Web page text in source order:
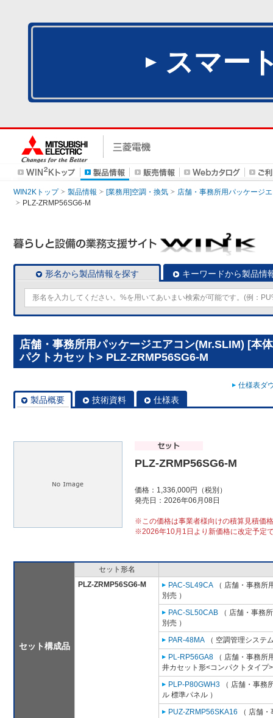
スマー
WIN2Kトップ 製品情報 [業務用]空調・換気
店舗・事務所用パッケージ
PLZ-ZRMP56SG6-M
形名から製品情報を探す キーワードから製品情
店舗・事務所用パッケージエアコン(Mr.SLIM) [本
パクトカセット> PLZ-ZRMP56SG6-M
仕様表ダ
製品概要 技術資料 仕様表
PLZ-ZRMP56SG6-M
価格：1,336,000円（税別）
発売日：2026年06月08日
※この価格は事業者様向けの積算見積価
※2026年10月1日より新価格に改定予定
セット構成品
セット形名
PLZ-ZRMP56SG6-M
PAC-SL49CA （ 店舗・事務所
別売 ）
PAC-SL50CAB （ 店舗・事務
別売 ）
PAR-48MA （ 空調管理システ
PL-RP56GA8 （ 店舗・事務所
井カセット形<コンパクトタイプ
PLP-P80GWH3 （ 店舗・事務
ル 標準パネル ）
PUZ-ZRMP56SKA16 （ 店舗